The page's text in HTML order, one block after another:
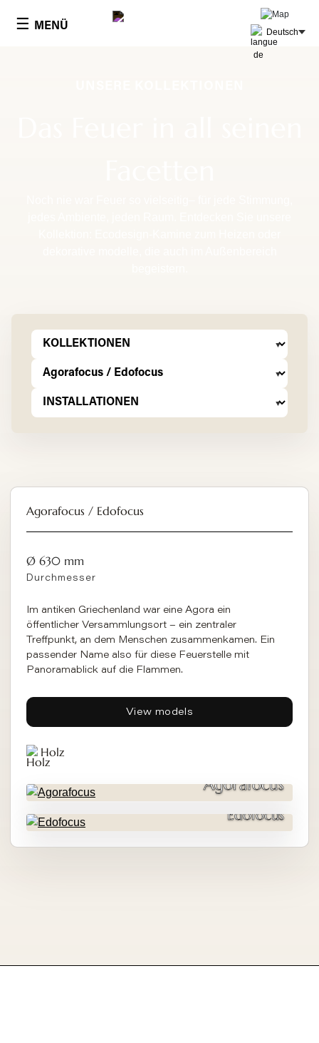
☰ MENÜ Deutsch
Agorafocus / Edofocus
Ø 630 mm
Durchmesser
Im antiken Griechenland war eine Agora ein
öffentlicher Versammlungsort – ein zentraler
Treffpunkt, an dem Menschen zusammenkamen. Ein
passender Name also für diese Feuerstelle mit
Panoramablick auf die Flammen.
View models
Holz
Agorafocus
Edofocus